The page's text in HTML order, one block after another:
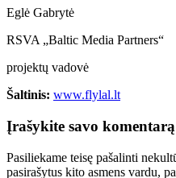
Eglė Gabrytė
RSVA „Baltic Media Partners“
projektų vadovė
Šaltinis: www.flylal.lt
Įrašykite savo
Pasiliekame teisę pašalinti
pasirašytus kito asmens vardu,